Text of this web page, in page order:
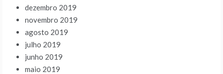
dezembro 2019
novembro 2019
agosto 2019
julho 2019
junho 2019
maio 2019